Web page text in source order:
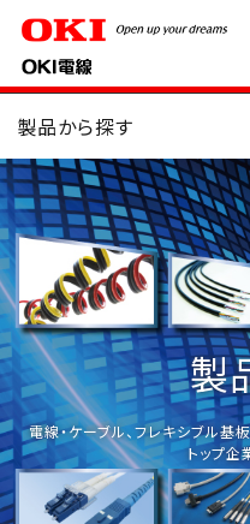
製品から探す
HOME 製品情報
製
電線・ケーブル、フレキシブル基
トップ企